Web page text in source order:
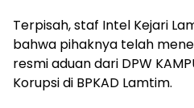
Terpisah, staf Intel Kejari
bahwa pihaknya telah
resmi aduan dari DPW
Korupsi di BPKAD Lamtim.